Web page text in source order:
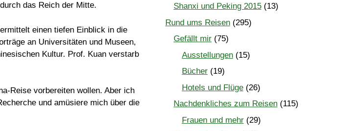
das Reich der Mitte.
einen tiefen Einblick in die
an Universitäten und Museen,
Kultur. Prof. Kuan verstarb
Reise vorbereiten wollen. Aber ich
und amüsiere mich über die
Shanxi und Peking 2015(13)
Rund ums Reisen(295)
Gefällt mir(75)
Ausstellungen(15)
Bücher(19)
Hotels und Flüge(26)
Nachdenkliches zum Reisen(115)
Frauen und mehr(29)